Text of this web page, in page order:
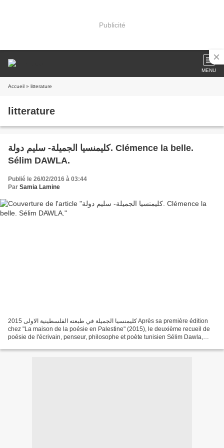
Publicité
MENU
Accueil » litterature
litterature
كليمنسيا الجميلة- سليم دولة. Clémence la belle.
Sélim DAWLA.
Publié le 26/02/2016 à 03:44
Par Samia Lamine
كليمنسيا الجميلة في طبعته الفلسطينية الاولى 2015 Après sa première édition
chez "La maison de la poésie en Palestine" (2015), le deuxième recueil de
poésie de l'écrivain, penseur, philosophe et poète tunisien Sélim Dawla,